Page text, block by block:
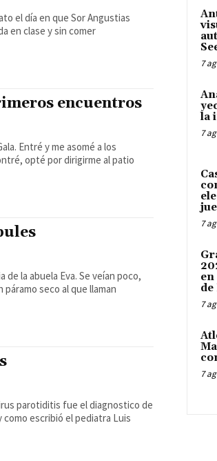
el día en que Sor Angustias
en clase y sin comer
encuentros
Entré y me asomé a los
opté por dirigirme al patio
de la abuela Eva. Se veían poco,
seco al que llaman
parotiditis fue el diagnostico de
escribió el pediatra Luis
7
la
7
7
de
7
7